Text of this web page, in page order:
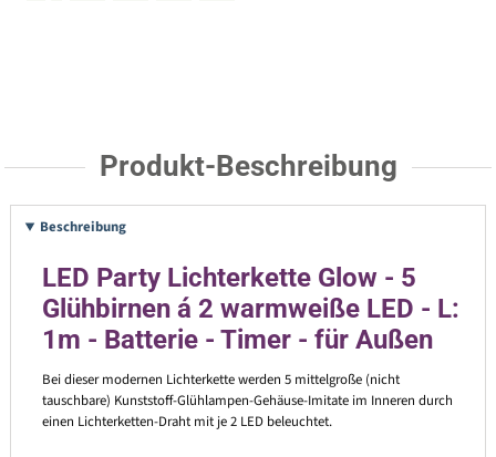
Produkt-Beschreibung
Beschreibung
LED Party Lichterkette Glow - 5
Glühbirnen á 2 warmweiße LED - L:
1m - Batterie - Timer - für Außen
Bei dieser modernen Lichterkette werden 5 mittelgroße (nicht
tauschbare) Kunststoff-Glühlampen-Gehäuse-Imitate im Inneren durch
einen Lichterketten-Draht mit je 2 LED beleuchtet.